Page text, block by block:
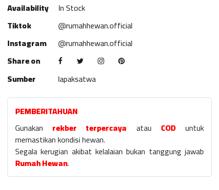
Availability
In Stock
Tiktok
@rumahhewan.official
Instagram
@rumahhewan.official
Share on
Sumber
lapaksatwa
PEMBERITAHUAN
Gunakan rekber terpercaya atau COD untuk
memastikan kondisi hewan.
Segala kerugian akibat kelalaian bukan tanggung jawab
Rumah Hewan.